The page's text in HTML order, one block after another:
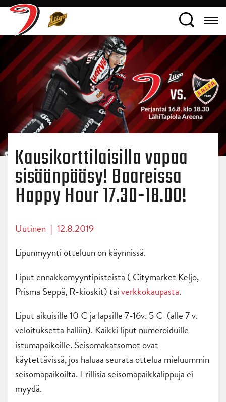
Kausikorttilaisilla vapaa
sisäänpääsy! Baareissa
Happy Hour 17.30-18.00!
Uutinen | 12.8.2019
Lipunmyynti otteluun on käynnissä.
Liput ennakkomyyntipisteistä ( Citymarket Keljo,
Prisma Seppä, R-kioskit) taiverkkokaupasta.
Liput aikuisille 10 € ja lapsille 7-16v. 5 € (alle 7 v.
veloituksetta halliin). Kaikki liput numeroiduille
istumapaikoille. Seisomakatsomot ovat
käytettävissä, jos haluaa seurata ottelua mieluummin
seisomapaikoilta. Erillisiä seisomapaikkalippuja ei
myydä.